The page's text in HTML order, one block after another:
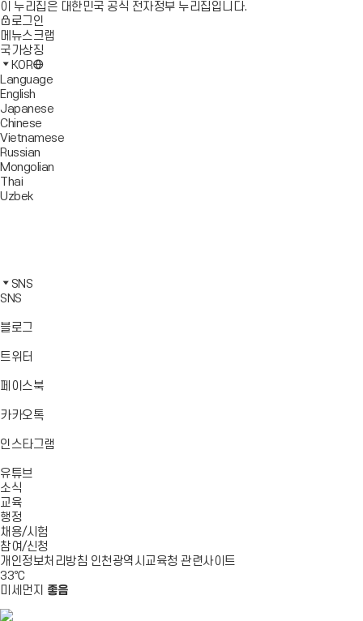
이 누리집은 대한민국 공식 전자정부 누리집입니다.
로그인
메뉴스크랩
국가상징
KOR
Language
English
Japanese
Chinese
Vietnamese
Russian
Mongolian
Thai
Uzbek
가
기
로
가
북
바
가
타
그
바
가
카
오
바
가
SNS
SNS
블로그
트위터
가
페이스북바
가
카카오톡바
가
인스타그램
유튜브
소식
교육
행정
채용/시험
참여/신청
개인정보처리방침 인천광역시교육청 관련사이트
33℃
미세먼지 좋음